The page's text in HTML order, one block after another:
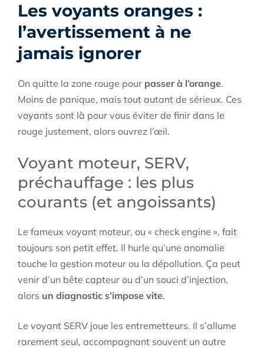
Les voyants oranges :
l’avertissement à ne
jamais ignorer
On quitte la zone rouge pour passer à l’orange.
Moins de panique, mais tout autant de sérieux. Ces
voyants sont là pour vous éviter de finir dans le
rouge justement, alors ouvrez l’œil.
Voyant moteur, SERV,
préchauffage : les plus
courants (et angoissants)
Le fameux voyant moteur, ou « check engine », fait
toujours son petit effet. Il hurle qu’une anomalie
touche la gestion moteur ou la dépollution. Ça peut
venir d’un bête capteur ou d’un souci d’injection,
alors un diagnostic s’impose vite.
Le voyant SERV joue les entremetteurs. Il s’allume
rarement seul, accompagnant souvent un autre